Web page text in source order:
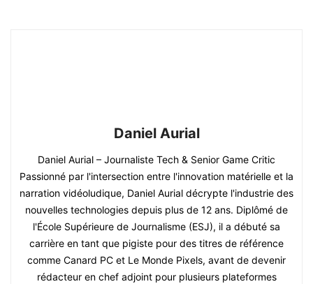
Daniel Aurial
Daniel Aurial – Journaliste Tech & Senior Game Critic
Passionné par l'intersection entre l'innovation matérielle et la
narration vidéoludique, Daniel Aurial décrypte l'industrie des
nouvelles technologies depuis plus de 12 ans. Diplômé de
l'École Supérieure de Journalisme (ESJ), il a débuté sa
carrière en tant que pigiste pour des titres de référence
comme Canard PC et Le Monde Pixels, avant de devenir
rédacteur en chef adjoint pour plusieurs plateformes